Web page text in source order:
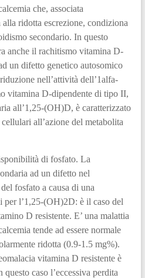
che, associata
ridotta escrezione, condiziona
secondario. In questo
anche il rachitismo vitamina D-
un difetto genetico autosomico
nell’attività dell’1alfa-
vitamina D-dipendente di tipo II,
all’1,25-(OH)D, è caratterizzato
all’azione del metabolita
di fosfato. La
ad un difetto nel
fosfato a causa di una
per l’1,25-(OH)2D: è il caso del
D resistente. E’ una malattia
tende ad essere normale
ridotta (0.9-1.5 mg%).
vitamina D resistente è
caso l’eccessiva perdita